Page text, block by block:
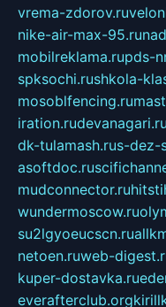
vrema-zdorov.ru
nike-air-max-95.ru
mobilreklama.rupds-
spksochi.rushkola-
mosoblfencing.ru
iration.rudevanagari.ru
dk-tulamash.rus-dez-
asoftdoc.ru
mudconnector.ru
wundermoscow.ru
su2lgyoeucscn.ru
netoen.ruweb-
kuper-dostavka.ru
everafterclub.org